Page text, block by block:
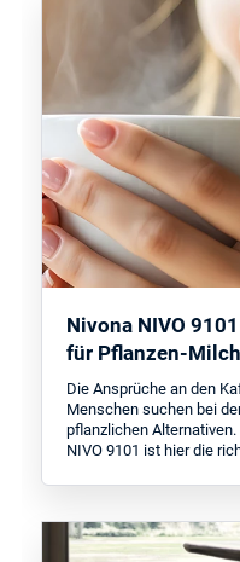
Nivona NIVO
für Pflanzen-
Die Ansprüche an den
Menschen suchen bei
pflanzlichen
NIVO 9101 ist hier die